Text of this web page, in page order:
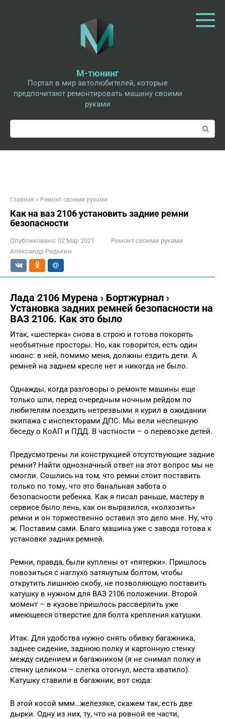
М-тюнинг
Портал в мир автолюбителей, которые
предпочитают ремонтировать машину своими
руками
Поиск:
Главная » Ремонт своими руками
Как на ваз 2106 установить задние ремни
безопасности
Опубликовано: 02 Мар 2021
Ремонт своими руками
Александр Редькин
Лада 2106 Мурена › Бортжурнал ›
Установка задних ремней безопасности на
ВАЗ 2106. Как это было
Итак, «шестерка» снова в строю и готова покорять
необъятные просторы. Но, как говорится, есть один
нюанс: в ней, помимо меня, должны ездить дети. А
ремней на заднем кресле нет и никогда не было.
Однажды, когда разговоры о ремонте машины еще
только шли, перед очередным ночным рейдом по
любителям поездить нетрезвыми я курил в ожидании
экипажа с инспекторами ДПС. Мы вели неспешную
беседу о КоАП и ПДД. В частности – о перевозке детей.
Предусмотрены ли конструкцией отсутствующие задние
ремни? Найти однозначный ответ на этот вопрос мы не
смогли. Сошлись на том, что ремни стоит поставить
только по тому, что это банальная забота о
безопасности ребенка. Как я писал раньше, мастеру в
сервисе было лень, как он выразился, «колхозить»
ремни и он торжественно оставил это дело мне. Ну, что
ж. Поставим сами. Благо машина уже с завода готова к
установке задних ремней.
Ремни, правда, были куплены от «пятерки». Пришлось
повозиться с наглухо затянутым болтом, чтобы
открутить лишнюю скобу, не позволяющую поставить
катушку в нужном для ВАЗ 2106 положении. Второй
момент – в кузове пришлось рассверлить уже
имеющееся отверстие для болта крепления катушки.
Итак. Для удобства нужно снять обивку багажника,
заднее сидение, заднюю полку и картонную стенку
между сидением и багажником (я не снимал полку и
стенку целиком – слегка отогнул, места хватило).
Катушку ставили в багажник, вот сюда:
В этой косой ммм…железяке, скажем так, есть две
дырки. Одну из них, ту, что на ровной ее части,